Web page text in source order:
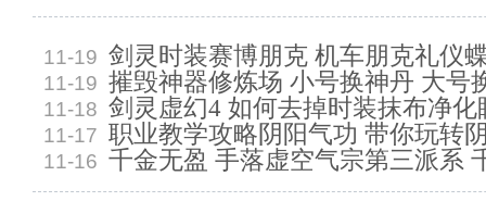
11-19 剑灵时装赛博朋克 机车朋克礼仪
11-19 摧毁神器修炼场 小号换神丹 大号
11-18 剑灵虚幻4 如何去掉时装抹布净化
11-17 职业教学攻略阴阳气功 带你玩转
11-16 千金无盈 手落虚空气宗第三派系